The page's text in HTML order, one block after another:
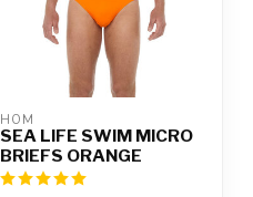
HOM
SEA LIFE SWIM MICRO
BRIEFS ORANGE